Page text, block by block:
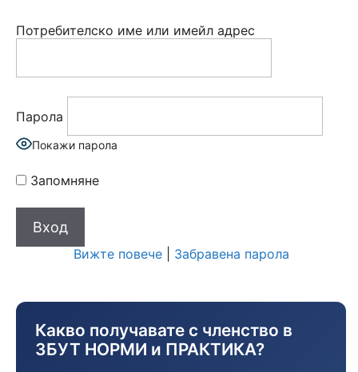
Потребителско име или имейл адрес
Парола
Покажи парола
Запомняне
Вижте повече| Забравена парола
Какво получавате с членство в
ЗБУТ НОРМИ и ПРАКТИКА?